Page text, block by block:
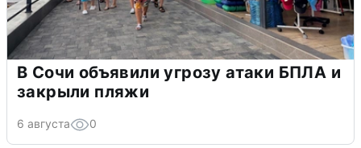
В Сочи объявили угрозу атаки БПЛА и
закрыли пляжи
6 августа 0